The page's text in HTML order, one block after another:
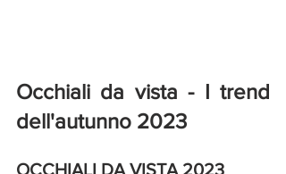
Occhiali da vista - I trend
dell'autunno 2023
OCCHIALI DA VISTA 2023